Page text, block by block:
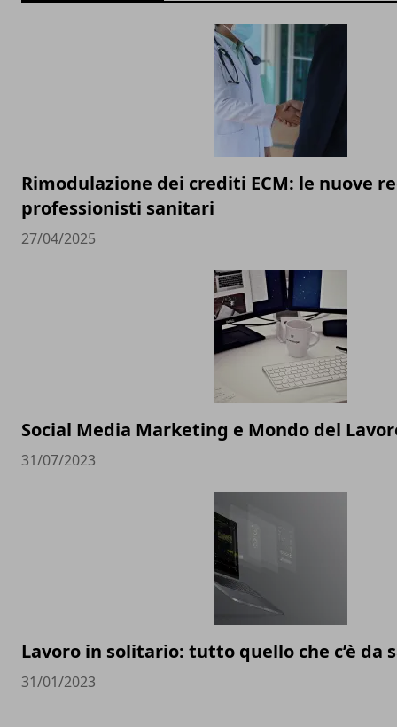
Rimodulazione dei crediti ECM: le nuove
professionisti sanitari
27/04/2025
Social Media Marketing e Mondo del
31/07/2023
Lavoro in solitario: tutto quello che c’è da
31/01/2023